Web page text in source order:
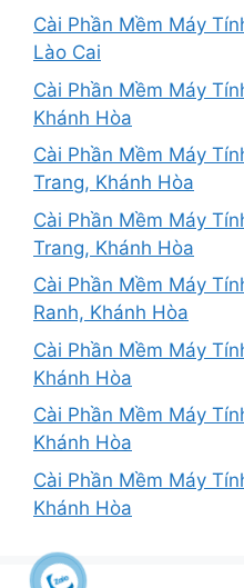
Cài Phần Mềm Máy
Lào Cai
Cài Phần Mềm Máy
Khánh Hòa
Cài Phần Mềm Máy
Trang, Khánh Hòa
Cài Phần Mềm Máy
Trang, Khánh Hòa
Cài Phần Mềm Máy
Ranh, Khánh Hòa
Cài Phần Mềm Máy
Khánh Hòa
Cài Phần Mềm Máy
Khánh Hòa
Cài Phần Mềm Máy
Khánh Hòa